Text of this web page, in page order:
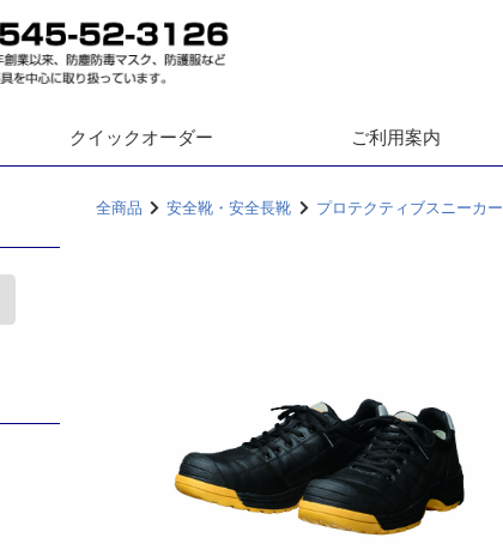
クイックオーダー ご利用案内
全商品 安全靴・安全長靴 プロテクティブスニーカー